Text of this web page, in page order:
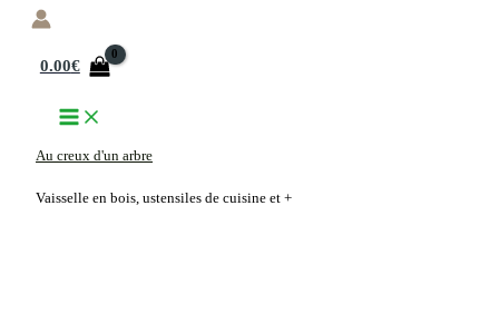
Aller
0.00€
Au creux d'un arbre
Vaisselle en bois, ustensiles de cuisine et +